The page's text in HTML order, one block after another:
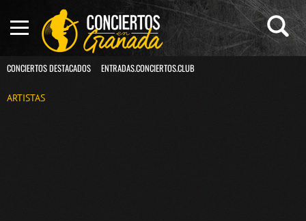
CONCIERTOS DESTACADOS ENTRADAS.CONCIERTOS.CLUB
ARTISTAS